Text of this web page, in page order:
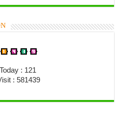
: 121
: 581439